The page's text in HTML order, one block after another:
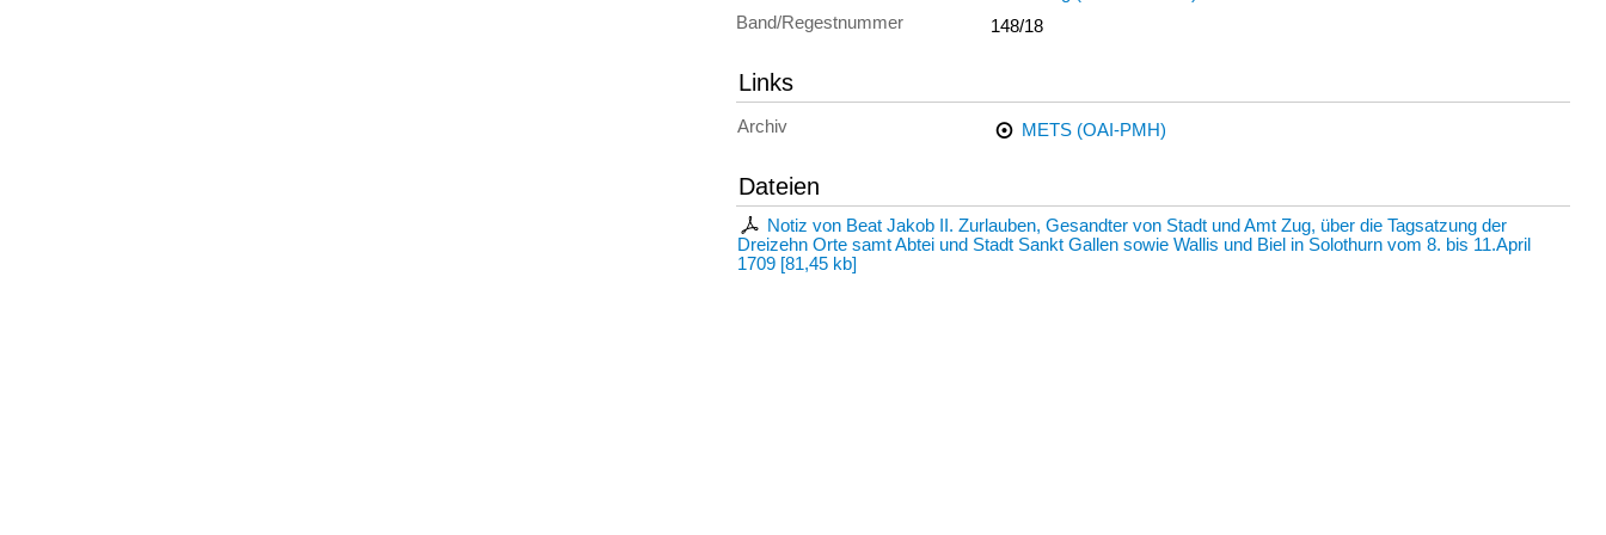
Band/Regestnummer
148/18
Links
Archiv METS (OAI-PMH)
Dateien
Notiz von Beat Jakob II. Zurlauben, Gesandter von Stadt und Amt Zug, über die Tagsatzung der
Dreizehn Orte samt Abtei und Stadt Sankt Gallen sowie Wallis und Biel in Solothurn vom 8. bis 11.April
1709 [81,45 kb]